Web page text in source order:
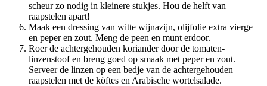
scheur zo nodig in kleinere stukjes. Hou de helft van
raapstelen apart!
Maak een dressing van witte wijnazijn, olijfolie extra vierge
en peper en zout. Meng de peen en munt erdoor.
Roer de achtergehouden koriander door de tomaten-
linzenstoof en breng goed op smaak met peper en zout.
Serveer de linzen op een bedje van de achtergehouden
raapstelen met de köftes en Arabische wortelsalade.